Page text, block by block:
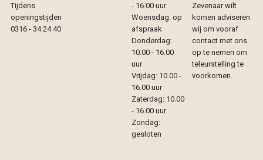
Tijdens
openingstijden
0316 - 34 24 40
- 16.00 uur
Woensdag: op
afspraak
Donderdag:
10.00 - 16.00
uur
Vrijdag: 10.00 -
16.00 uur
Zaterdag: 10.00
- 16.00 uur
Zondag:
gesloten
Zevenaar wilt
komen adviseren
wij om vooraf
contact met ons
op te nemen om
teleurstelling te
voorkomen.